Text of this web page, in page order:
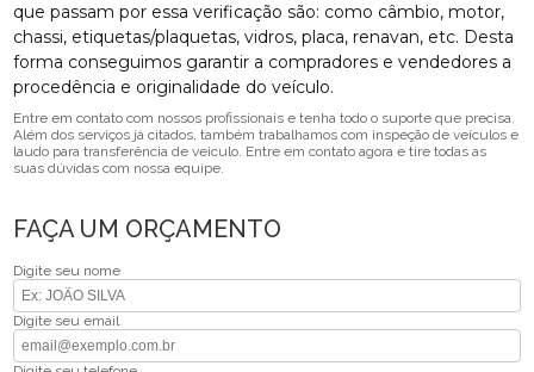
que passam por essa verificação são: como câmbio, motor,
chassi, etiquetas/plaquetas, vidros, placa, renavan, etc. Desta
forma conseguimos garantir a compradores e vendedores a
procedência e originalidade do veículo.
Entre em contato com nossos profissionais e tenha todo o suporte que precisa.
Além dos serviços já citados, também trabalhamos com inspeção de veículos e
laudo para transferência de veiculo. Entre em contato agora e tire todas as
suas dúvidas com nossa equipe.
FAÇA UM ORÇAMENTO
Digite seu nome
Digite seu email